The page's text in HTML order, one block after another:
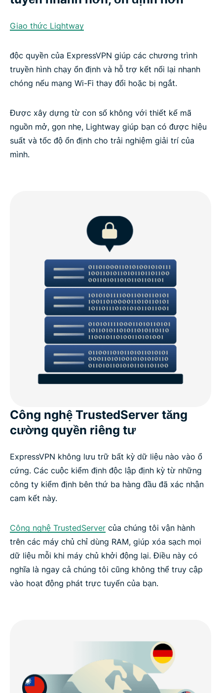
Giao thức Lightway
độc quyền của ExpressVPN giúp các chương trình
truyền hình chạy ổn định và hỗ trợ kết nối lại nhanh
chóng nếu mạng Wi-Fi thay đổi hoặc bị ngắt.
Được xây dựng từ con số không với thiết kế mã
nguồn mở, gọn nhẹ, Lightway giúp bạn có được hiệu
suất và tốc độ ổn định cho trải nghiệm giải trí của
mình.
Công nghệ TrustedServer tăng
cường quyền riêng tư
ExpressVPN không lưu trữ bất kỳ dữ liệu nào vào ổ
cứng. Các cuộc kiểm định độc lập định kỳ từ những
công ty kiểm định bên thứ ba hàng đầu đã xác nhận
cam kết này.
Công nghệ TrustedServer của chúng tôi vận hành
trên các máy chủ chỉ dùng RAM, giúp xóa sạch mọi
dữ liệu mỗi khi máy chủ khởi động lại. Điều này có
nghĩa là ngay cả chúng tôi cũng không thể truy cập
vào hoạt động phát trực tuyến của bạn.